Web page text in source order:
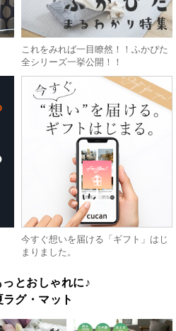
これをみれば一目瞭然！！ふかぴた
全シリーズ一挙公開！！
今すぐ想いを届ける「ギフト」はじ
まりました。
とおしゃれに♪
グ・マット